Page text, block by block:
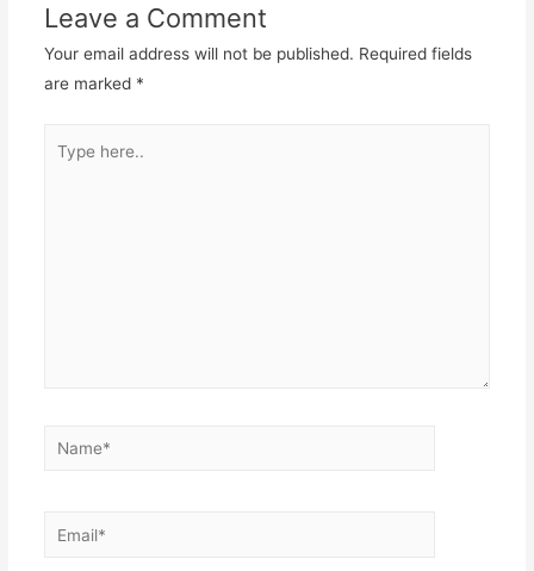
Leave a Comment
Your email address will not be published. Required fields
are marked *
here..
Name*
Email*